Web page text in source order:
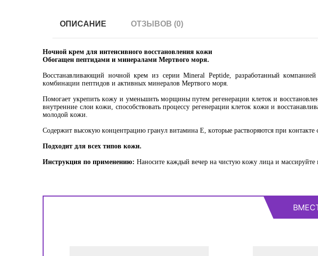
ОПИСАНИЕ ОТЗЫВОВ (0)
Ночной крем для интенсивного восстановления кожи
Обогащен пептидами и минералами Мертвого моря.
Восстанавливающий ночной крем из серии Mineral Peptide, разработанный
комбинации пептидов и активных минералов Мертвого моря.
Помогает укрепить кожу и уменьшить морщины путем регенерации клеток и
внутренние слои кожи, способствовать процессу регенерации клеток кожи и
молодой кожи.
Содержит высокую концентрацию гранул витамина Е, которые растворяются при контакте
Подходит для всех типов кожи.
Инструкция по применению: Наносите каждый вечер на чистую кожу лица и